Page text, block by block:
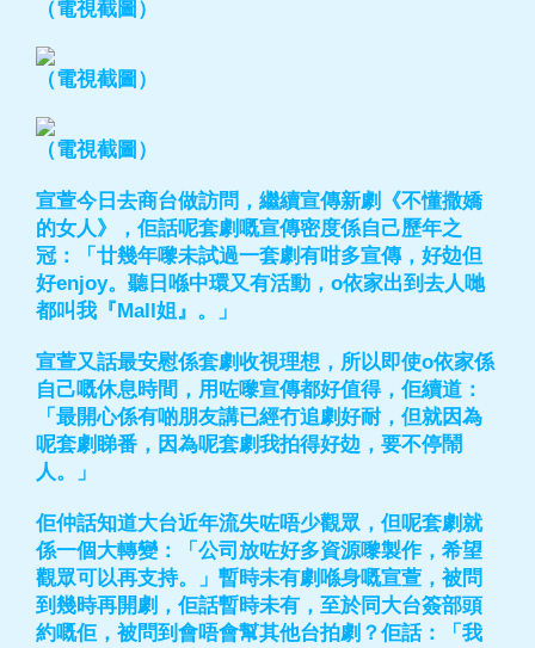
（電視截圖）
（電視截圖）
（電視截圖）
宣萱今日去商台做訪問，繼續宣傳新劇《不懂撒嬌
的女人》，佢話呢套劇嘅宣傳密度係自己歷年之
冠：「廿幾年嚟未試過一套劇有咁多宣傳，好攰但
好enjoy。聽日喺中環又有活動，o依家出到去人哋
都叫我『Mall姐』。」
宣萱又話最安慰係套劇收視理想，所以即使o依家係
自己嘅休息時間，用咗嚟宣傳都好值得，佢續道：
「最開心係有啲朋友講已經冇追劇好耐，但就因為
呢套劇睇番，因為呢套劇我拍得好攰，要不停鬧
人。」
佢仲話知道大台近年流失咗唔少觀眾，但呢套劇就
係一個大轉變：「公司放咗好多資源嚟製作，希望
觀眾可以再支持。」暫時未有劇喺身嘅宣萱，被問
到幾時再開劇，佢話暫時未有，至於同大台簽部頭
約嘅佢，被問到會唔會幫其他台拍劇？佢話：「我